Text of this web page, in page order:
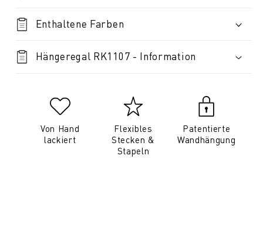
Enthaltene Farben
Hängeregal RK1107 - Information
Von Hand
lackiert
Flexibles
Stecken &
Stapeln
Patentierte
Wandhängung